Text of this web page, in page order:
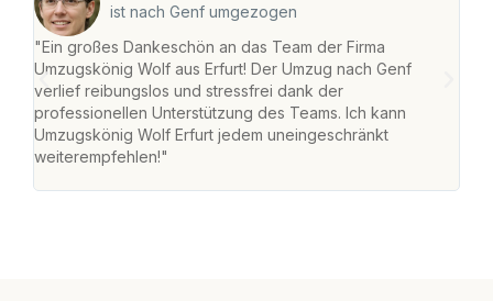
ist nach Genf umgezogen
"Ein großes Dankeschön an das Team der Firma
Umzugskönig Wolf aus Erfurt! Der Umzug nach Genf
verlief reibungslos und stressfrei dank der
professionellen Unterstützung des Teams. Ich kann
Umzugskönig Wolf Erfurt jedem uneingeschränkt
weiterempfehlen!"